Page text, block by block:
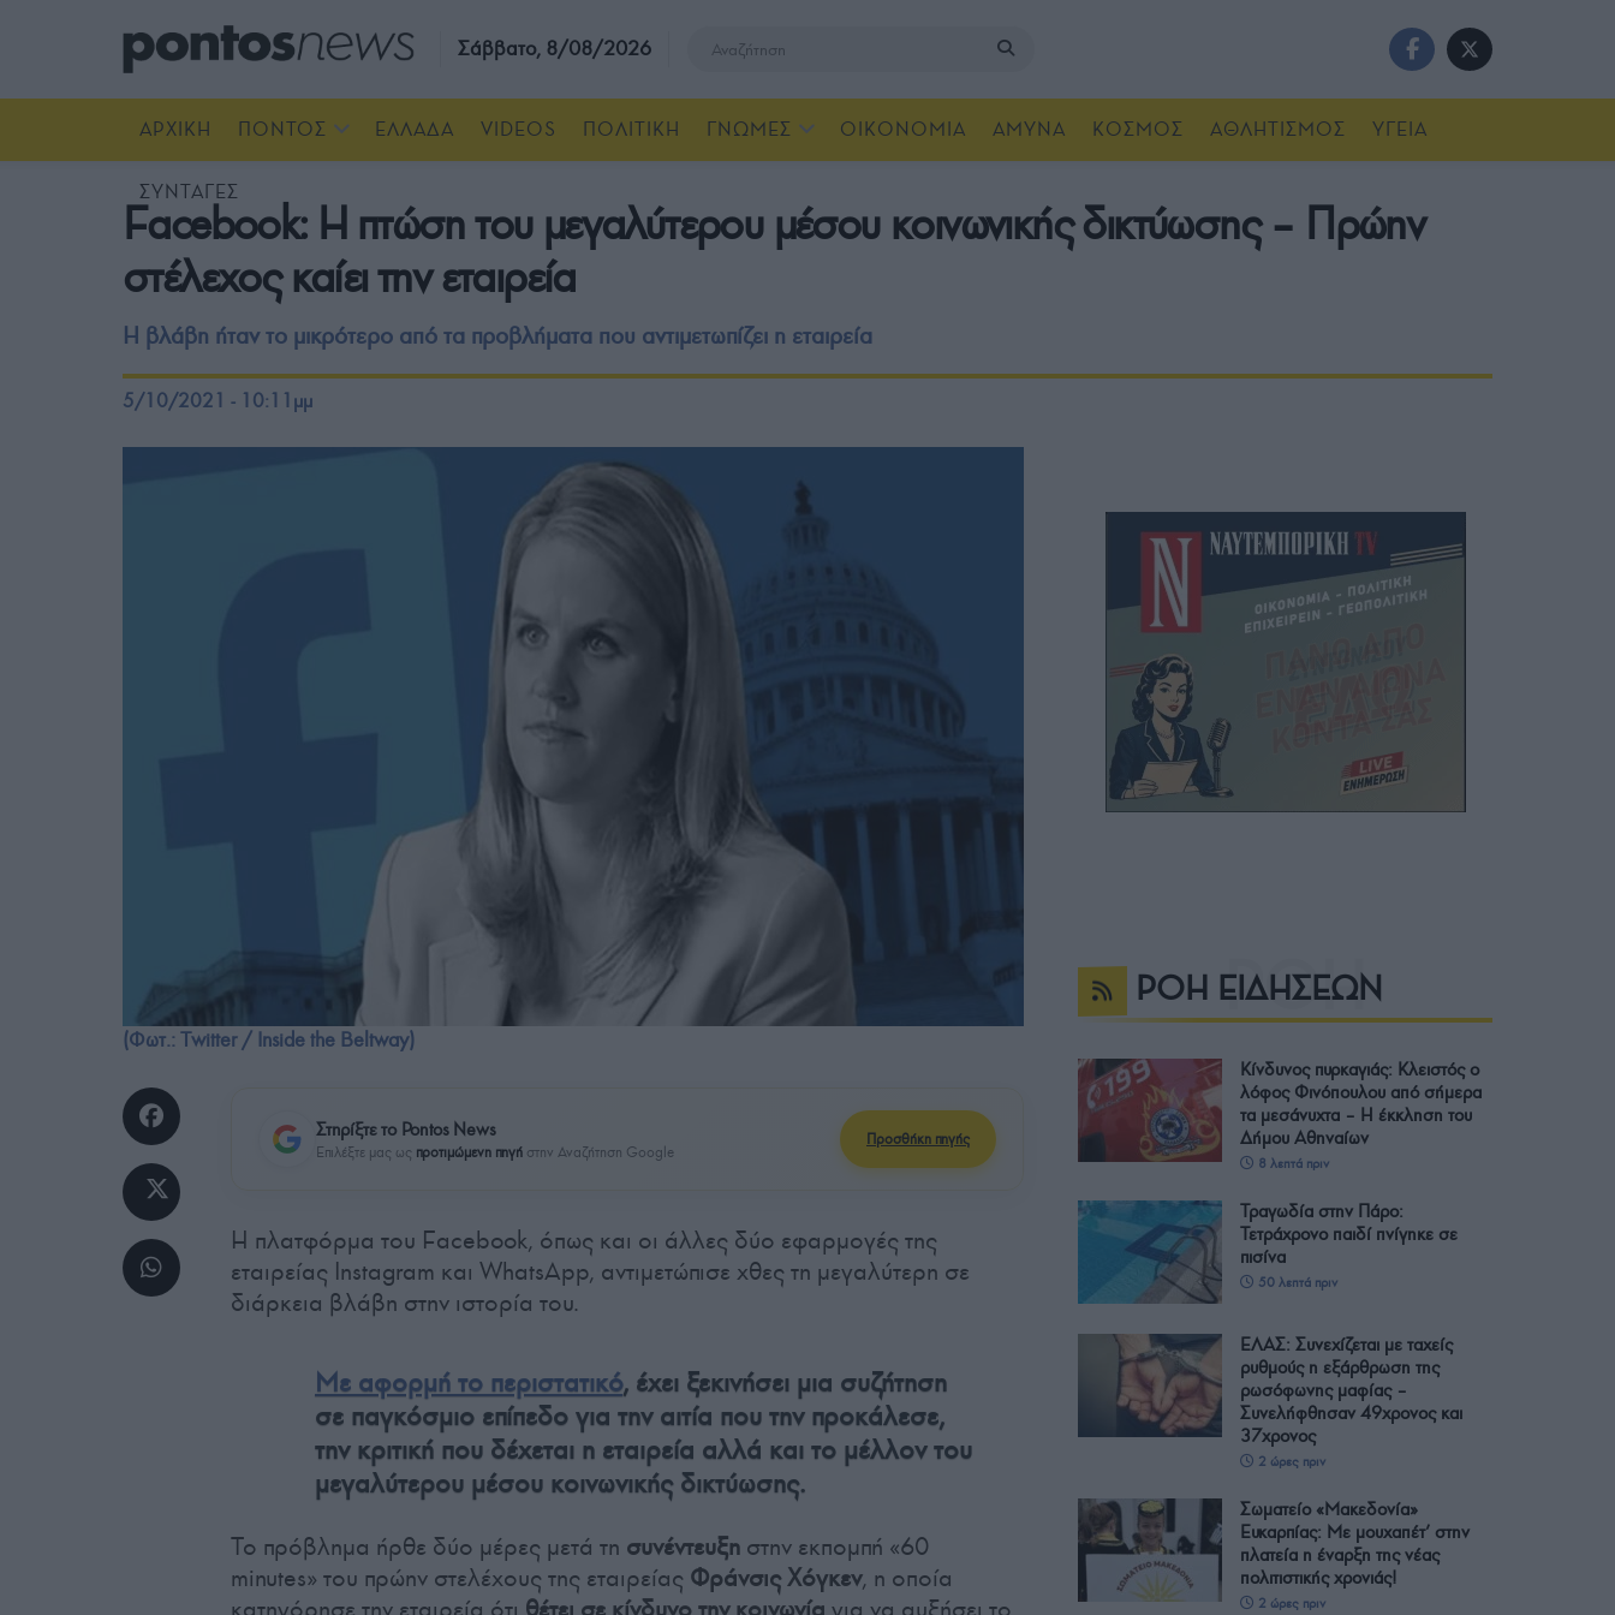
Σάββατο, 8/08/2026
ΑΡΧΙΚΗ ΠΟΝΤΟΣ ΕΛΛΑΔΑ VIDEOS ΠΟΛΙΤΙΚΗ ΓΝΩΜΕΣ ΟΙΚΟΝΟΜΙΑ ΑΜΥΝΑ ΚΟΣΜΟΣ ΑΘΛΗΤΙΣΜΟΣ ΥΓΕΙΑ
ΣΥΝΤΑΓΕΣ
Facebook: Η πτώση του μεγαλύτερου μέσου κοινωνικής δικτύωσης – Πρώην
στέλεχος καίει την εταιρεία
Η βλάβη ήταν το μικρότερο από τα προβλήματα που αντιμετωπίζει η εταιρεία
5/10/2021 - 10:11μμ
(Φωτ.: Twitter / Inside the Beltway)
Στηρίξτε το Pontos News
Επιλέξτε μας ως προτιμώμενη πηγή στην Αναζήτηση Google
Προσθήκη πηγής
Η πλατφόρμα του Facebook, όπως και οι άλλες δύο εφαρμογές της
εταιρείας Instagram και WhatsApp, αντιμετώπισε χθες τη μεγαλύτερη σε
διάρκεια βλάβη στην ιστορία του.
Με αφορμή το περιστατικό, έχει ξεκινήσει μια συζήτηση
σε παγκόσμιο επίπεδο για την αιτία που την προκάλεσε,
την κριτική που δέχεται η εταιρεία αλλά και το μέλλον του
μεγαλύτερου μέσου κοινωνικής δικτύωσης.
Το πρόβλημα ήρθε δύο μέρες μετά τη συνέντευξη στην εκπομπή «60
minutes» του πρώην στελέχους της εταιρείας Φράνσις Χόγκεν, η οποία
κατηγόρησε την εταιρεία ότι θέτει σε κίνδυνο την κοινωνία για να αυξήσει το
ΡΟΗ ΕΙΔΗΣΕΩΝ
Κίνδυνος πυρκαγιάς: Κλειστός ο
λόφος Φινόπουλου από σήμερα
τα μεσάνυχτα – Η έκκληση του
Δήμου Αθηναίων
8 λεπτά πριν
Τραγωδία στην Πάρο:
Τετράχρονο παιδί πνίγηκε σε
πισίνα
50 λεπτά πριν
ΕΛΑΣ: Συνεχίζεται με ταχείς
ρυθμούς η εξάρθρωση της
ρωσόφωνης μαφίας –
Συνελήφθησαν 49χρονος και
37χρονος
2 ώρες πριν
Σωματείο «Μακεδονία»
Ευκαρπίας: Με μουχαπέτ’ στην
πλατεία η έναρξη της νέας
πολιτιστικής χρονιάς!
2 ώρες πριν